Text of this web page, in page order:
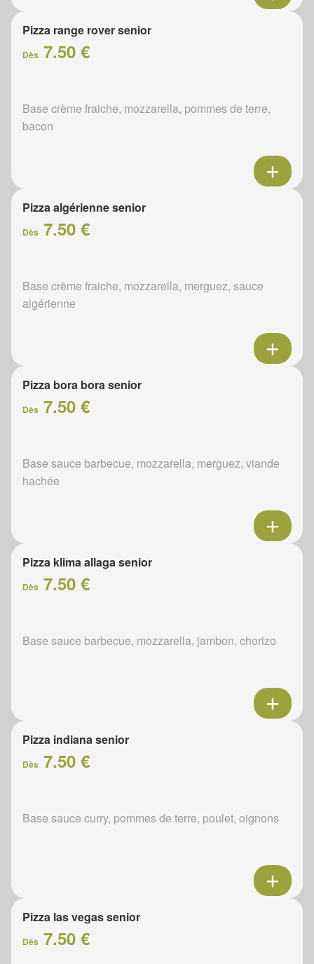
Pizza range rover senior
Dès 7.50 €
Base crème fraiche, mozzarella, pommes de terre,
bacon
Pizza algérienne senior
Dès 7.50 €
Base crème fraiche, mozzarella, merguez, sauce
algérienne
Pizza bora bora senior
Dès 7.50 €
Base sauce barbecue, mozzarella, merguez, viande
hachée
Pizza klima allaga senior
Dès 7.50 €
Base sauce barbecue, mozzarella, jambon, chorizo
Pizza indiana senior
Dès 7.50 €
Base sauce curry, pommes de terre, poulet, oignons
Pizza las vegas senior
Dès 7.50 €